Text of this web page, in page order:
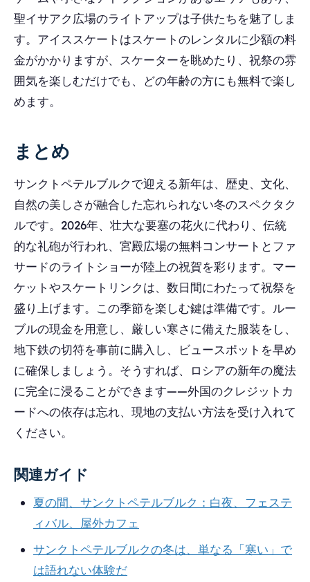
聖イサアク広場のライトアップは子供たちを魅了しま
す。アイススケートはスケートのレンタルに少額の料
金がかかりますが、スケーターを眺めたり、祝祭の雰
囲気を楽しむだけでも、どの年齢の方にも無料で楽し
めます。
まとめ
サンクトペテルブルクで迎える新年は、歴史、文化、
自然の美しさが融合した忘れられない冬のスペクタク
ルです。2026年、壮大な要塞の花火に代わり、伝統
的な礼砲が行われ、宮殿広場の無料コンサートとファ
サードのライトショーが陸上の祝賀を彩ります。マー
ケットやスケートリンクは、数日間にわたって祝祭を
盛り上げます。この季節を楽しむ鍵は準備です。ルー
ブルの現金を用意し、厳しい寒さに備えた服装をし、
地下鉄の切符を事前に購入し、ビュースポットを早め
に確保しましょう。そうすれば、ロシアの新年の魔法
に完全に浸ることができます——外国のクレジットカ
ードへの依存は忘れ、現地の支払い方法を受け入れて
ください。
関連ガイド
夏の間、サンクトペテルブルク：白夜、フェステ
ィバル、屋外カフェ
サンクトペテルブルクの冬は、単なる「寒い」で
は語れない体験だ